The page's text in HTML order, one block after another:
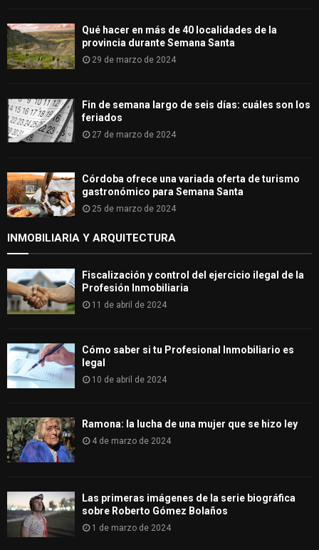
Qué hacer en más de 40 localidades de la
provincia durante Semana Santa
29 de marzo de 2024
Fin de semana largo de seis días: cuáles son los
feriados
27 de marzo de 2024
Córdoba ofrece una variada oferta de turismo
gastronómico para Semana Santa
25 de marzo de 2024
INMOBILIARIA Y ARQUITECTURA
Fiscalización y control del ejercicio ilegal de la
Profesión Inmobiliaria
11 de abril de 2024
Cómo saber si tu Profesional Inmobiliario es
legal
10 de abril de 2024
Ramona: la lucha de una mujer que se hizo ley
4 de marzo de 2024
Las primeras imágenes de la serie biográfica
sobre Roberto Gómez Bolaños
1 de marzo de 2024